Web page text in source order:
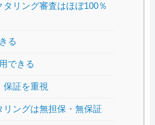
リング審査はほぼ100％
る
できる
保証を重視
リングは無担保・無保証